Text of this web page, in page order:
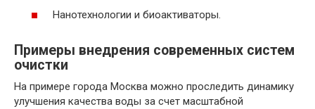
Нанотехнологии и биоактиваторы.
Примеры внедрения современных систем
очистки
На примере города Москва можно проследить динамику
улучшения качества воды за счет масштабной